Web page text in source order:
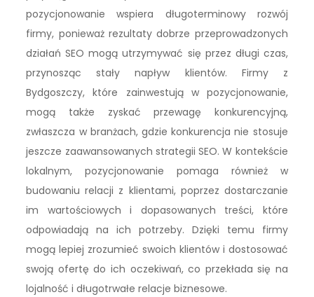
pozycjonowanie wspiera długoterminowy rozwój
firmy, ponieważ rezultaty dobrze przeprowadzonych
działań SEO mogą utrzymywać się przez długi czas,
przynosząc stały napływ klientów. Firmy z
Bydgoszczy, które zainwestują w pozycjonowanie,
mogą także zyskać przewagę konkurencyjną,
zwłaszcza w branżach, gdzie konkurencja nie stosuje
jeszcze zaawansowanych strategii SEO. W kontekście
lokalnym, pozycjonowanie pomaga również w
budowaniu relacji z klientami, poprzez dostarczanie
im wartościowych i dopasowanych treści, które
odpowiadają na ich potrzeby. Dzięki temu firmy
mogą lepiej zrozumieć swoich klientów i dostosować
swoją ofertę do ich oczekiwań, co przekłada się na
lojalność i długotrwałe relacje biznesowe.